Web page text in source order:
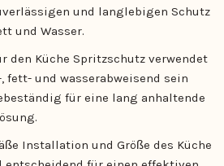
und langlebigen Schutz
und Wasser.
den Küche Spritzschutz verwendet
fett- und wasserabweisend sein
für eine lang anhaltende
Installation und Größe des Küche